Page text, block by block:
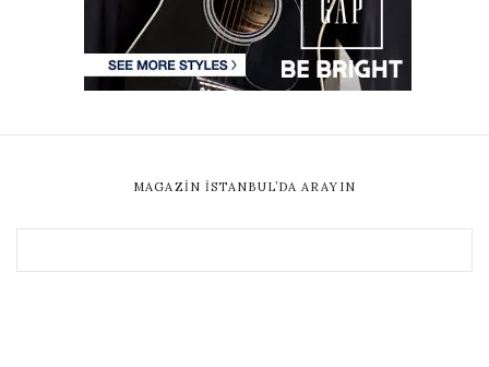
MAGAZIN İSTANBUL’DA ARAYIN